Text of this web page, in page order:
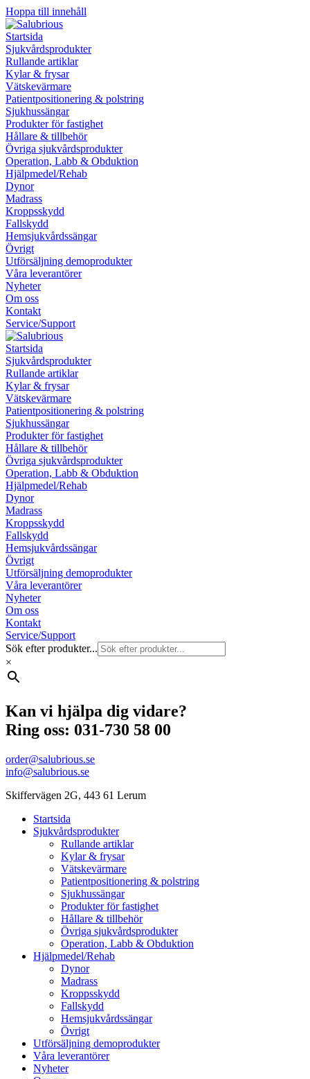
Hoppa till innehåll
Startsida
Sjukvårdsprodukter
Rullande artiklar
Kylar & frysar
Vätskevärmare
Patientpositionering & polstring
Sjukhussängar
Produkter för fastighet
Hållare & tillbehör
Övriga sjukvårdsprodukter
Operation, Labb & Obduktion
Hjälpmedel/Rehab
Dynor
Madrass
Kroppsskydd
Fallskydd
Hemsjukvårdssängar
Övrigt
Utförsäljning demoprodukter
Våra leverantörer
Nyheter
Om oss
Kontakt
Service/Support
Startsida
Sjukvårdsprodukter
Rullande artiklar
Kylar & frysar
Vätskevärmare
Patientpositionering & polstring
Sjukhussängar
Produkter för fastighet
Hållare & tillbehör
Övriga sjukvårdsprodukter
Operation, Labb & Obduktion
Hjälpmedel/Rehab
Dynor
Madrass
Kroppsskydd
Fallskydd
Hemsjukvårdssängar
Övrigt
Utförsäljning demoprodukter
Våra leverantörer
Nyheter
Om oss
Kontakt
Service/Support
Sök efter produkter...
×
Kan vi hjälpa dig vidare?
Ring oss: 031-730 58 00
order@salubrious.se
info@salubrious.se
Skiffervägen 2G, 443 61 Lerum
Startsida
Sjukvårdsprodukter
Rullande artiklar
Kylar & frysar
Vätskevärmare
Patientpositionering & polstring
Sjukhussängar
Produkter för fastighet
Hållare & tillbehör
Övriga sjukvårdsprodukter
Operation, Labb & Obduktion
Hjälpmedel/Rehab
Dynor
Madrass
Kroppsskydd
Fallskydd
Hemsjukvårdssängar
Övrigt
Utförsäljning demoprodukter
Våra leverantörer
Nyheter